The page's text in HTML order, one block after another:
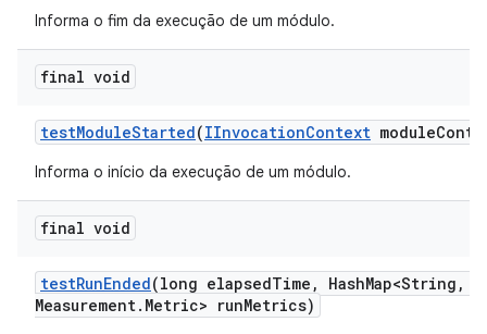
Informa o fim da execução de um módulo.
final void
testModuleStarted(IInvocationContext module
Informa o início da execução de um módulo.
final void
testRunEnded(long elapsedTime , HashMap<String ,
Measurement. Metric> runMetrics)